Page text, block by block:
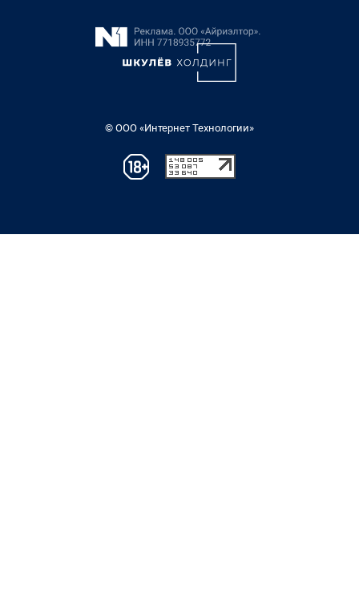
© ООО «Интернет Технологии»